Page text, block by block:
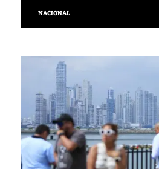
NACIONAL